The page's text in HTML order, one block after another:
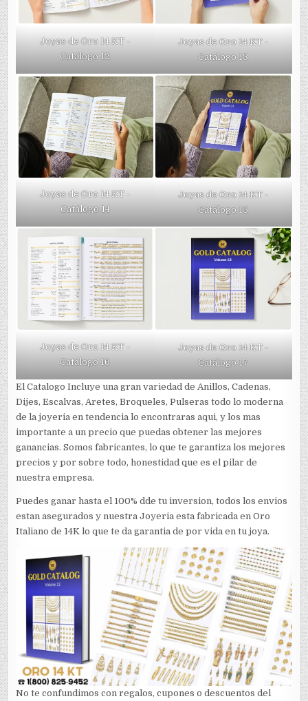
Joyas de Oro 14 KT -
Catálogo 12
Joyas de Oro 14 KT -
Catálogo 13
Joyas de Oro 14 KT -
Catálogo 14
Joyas de Oro 14 KT -
Catálogo 15
Joyas de Oro 14 KT -
Catálogo 16
Joyas de Oro 14 KT -
Catálogo 17
El Catalogo Incluye una gran variedad de Anillos, Cadenas,
Dijes, Escalvas, Aretes, Broqueles, Pulseras todo lo moderna
de la joyeria en tendencia lo encontraras aqui, y los mas
importante a un precio que puedas obtener las mejores
ganancias. Somos fabricantes, lo que te garantiza los mejores
precios y por sobre todo, honestidad que es el pilar de
nuestra empresa.
Puedes ganar hasta el 100% dde tu inversion, todos los envios
estan asegurados y nuestra Joyeria esta fabricada en Oro
Italiano de 14K lo que te da garantia de por vida en tu joya.
No te confundimos con regalos, cupones o descuentos del